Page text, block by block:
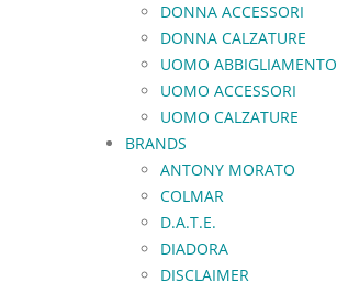
DONNA ACCESSORI
DONNA CALZATURE
UOMO ABBIGLIAMENTO
UOMO ACCESSORI
UOMO CALZATURE
BRANDS
ANTONY MORATO
COLMAR
D.A.T.E.
DIADORA
DISCLAIMER